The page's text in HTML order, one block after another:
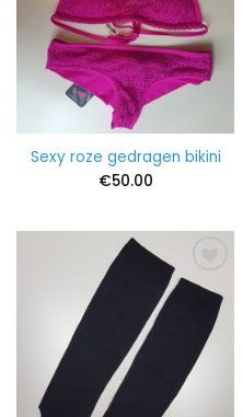
Sexy roze gedragen bikini
€50.00